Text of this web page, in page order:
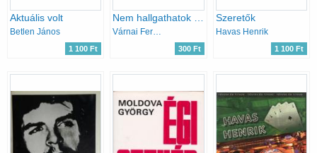
Aktuális volt
Betlen János
1 100 Ft
Várnai Ferenc
300 Ft
Szeretők
Havas Henrik
1 100 Ft